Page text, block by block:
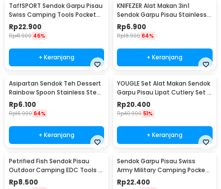
TaffSPORT Sendok Garpu Pisau
Swiss Camping Tools Pocket
Knife EDC 5in1 - A008
Rp22.900
Rp41.900 46%
+ Keranjang
KNIFEZER Alat Makan 3in1
Sendok Garpu Pisau Stainless
Travel 20cm - HG1514
Rp6.900
Rp18.900 64%
+ Keranjang
Asipartan Sendok Teh Dessert
Rainbow Spoon Stainless Steel
Bulat - A014
Rp6.100
Rp16.900 64%
+ Keranjang
YOUGLE Set Alat Makan Sendok
Garpu Pisau Lipat Cutlery Set 3
PCS - A009
Rp20.400
Rp40.900 51%
+ Keranjang
Petrified Fish Sendok Pisau
Outdoor Camping EDC Tools -
LX709
Rp8.500
Sendok Garpu Pisau Swiss
Army Military Camping Pocket
Knife EDC 4 in 1 - A011
Rp22.400